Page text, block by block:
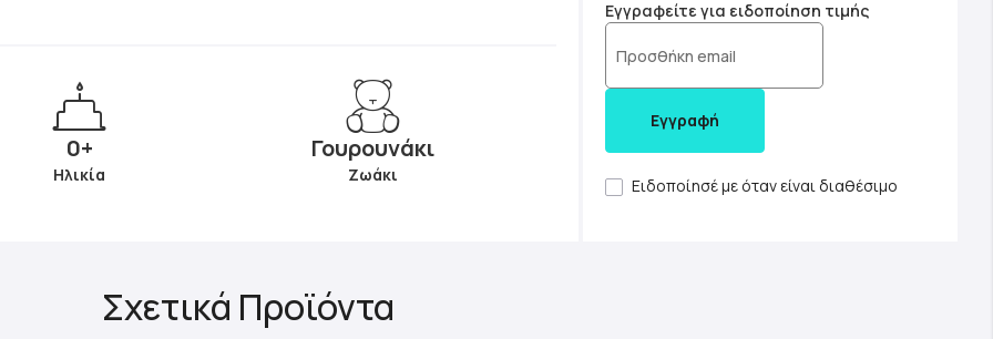
0+
Ηλικία
Γουρουνάκι
Ζωάκι
Εγγραφείτε για ειδοποίηση τιμής
Εγγραφή
Ειδοποίησέ με όταν είναι διαθέσιμο
Σχετικά Προϊόντα